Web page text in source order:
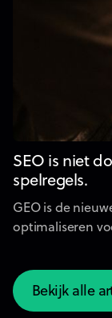
SEO is niet
spelregels.
GEO is de
optimaliseren
Bekijk alle